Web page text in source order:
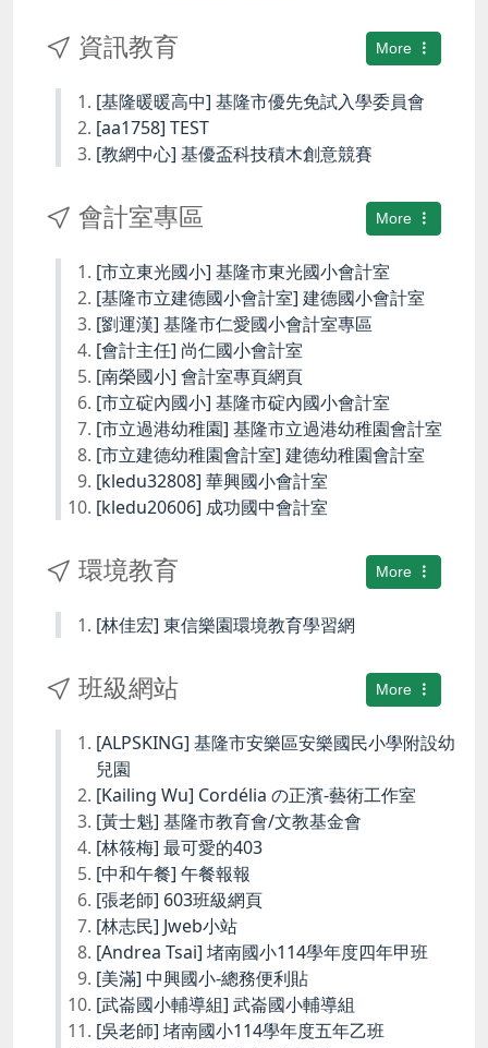
More
資訊教育
[基隆暖暖高中] 基隆市優先免試入學委員會
[aa1758] TEST
[教網中心] 基優盃科技積木創意競賽
More
會計室專區
[市立東光國小] 基隆市東光國小會計室
[基隆市立建德國小會計室] 建德國小會計室
[劉運漢] 基隆市仁愛國小會計室專區
[會計主任] 尚仁國小會計室
[南榮國小] 會計室專頁網頁
[市立碇內國小] 基隆市碇內國小會計室
[市立過港幼稚園] 基隆市立過港幼稚園會計室
[市立建德幼稚園會計室] 建德幼稚園會計室
[kledu32808] 華興國小會計室
[kledu20606] 成功國中會計室
More
環境教育
[林佳宏] 東信樂園環境教育學習網
More
班級網站
[ALPSKING] 基隆市安樂區安樂國民小學附設幼
兒園
[Kailing Wu] Cordélia の正濱-藝術工作室
[黃士魁] 基隆市教育會/文教基金會
[林筱梅] 最可愛的403
[中和午餐] 午餐報報
[張老師] 603班級網頁
[林志民] Jweb小站
[Andrea Tsai] 堵南國小114學年度四年甲班
[美滿] 中興國小-總務便利貼
[武崙國小輔導組] 武崙國小輔導組
[吳老師] 堵南國小114學年度五年乙班